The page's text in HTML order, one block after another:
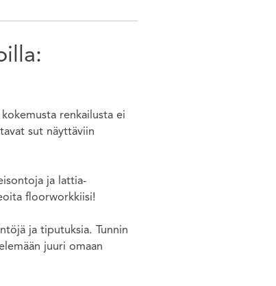
renkailusta ei
sut näyttäviin
ja lattia-
floorworkkiisi!
ja tiputuksia. Tunnin
juuri omaan